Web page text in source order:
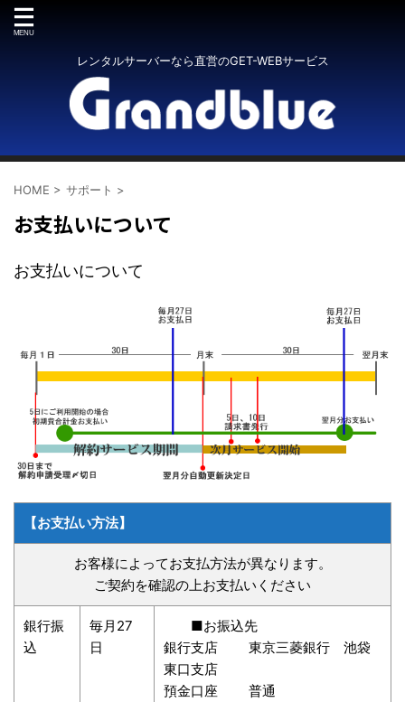
レンタルサーバーなら直営のGET-WEBサービス
HOME > サポート >
お支払いについて
お支払いについて
【お支払い方法】
お客様によってお支払方法が異なります。
ご契約を確認の上お支払いください
銀行振
込
毎月27
日
■お振込先
銀行支店 東京三菱銀行 池袋
東口支店
預金口座 普通